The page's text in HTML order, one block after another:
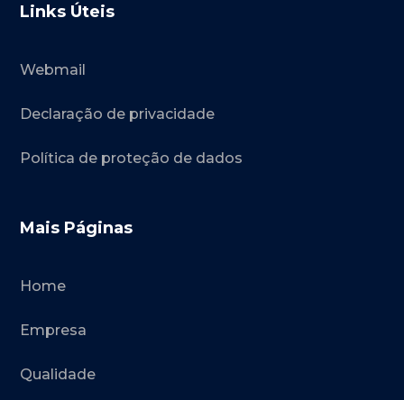
Links Úteis
Webmail
Declaração de privacidade
Política de proteção de dados
Mais Páginas
Home
Empresa
Qualidade